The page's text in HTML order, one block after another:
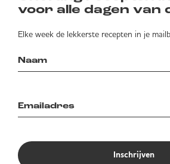
voor alle dagen van
Elke week de lekkerste recepten in je
Inschrijven